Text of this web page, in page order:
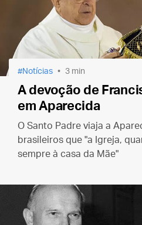
Notícias 3 min
A devoção de
em Aparecida
O Santo Padre viaja a
brasileiros que "a Igreja,
sempre à casa da Mãe"